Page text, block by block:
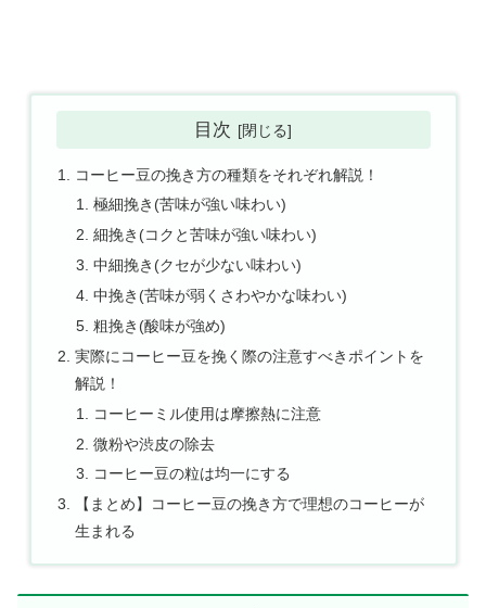
目次
コーヒー豆の挽き方の種類をそれぞれ解説！
極細挽き(苦味が強い味わい)
細挽き(コクと苦味が強い味わい)
中細挽き(クセが少ない味わい)
中挽き(苦味が弱くさわやかな味わい)
粗挽き(酸味が強め)
実際にコーヒー豆を挽く際の注意すべきポイントを
解説！
コーヒーミル使用は摩擦熱に注意
微粉や渋皮の除去
コーヒー豆の粒は均一にする
【まとめ】コーヒー豆の挽き方で理想のコーヒーが
生まれる